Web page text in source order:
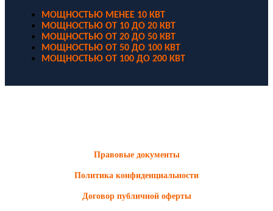
МОЩНОСТЬЮ МЕНЕЕ 10 КВТ
МОЩНОСТЬЮ ОТ 10 ДО 20 КВТ
МОЩНОСТЬЮ ОТ 20 ДО 50 КВТ
МОЩНОСТЬЮ ОТ 50 ДО 100 КВТ
МОЩНОСТЬЮ ОТ 100 ДО 200 КВТ
Правовые документы
Политика конфиденциальности
Договор публичной оферты